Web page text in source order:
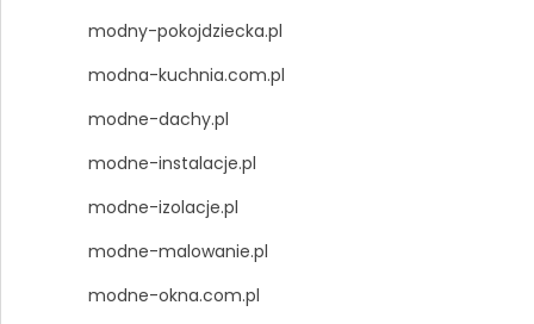
modny-pokojdziecka.pl
modna-kuchnia.com.pl
modne-dachy.pl
modne-instalacje.pl
modne-izolacje.pl
modne-malowanie.pl
modne-okna.com.pl